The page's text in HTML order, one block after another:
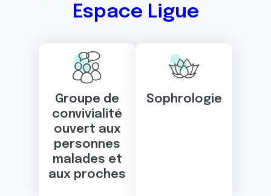
Espace Ligue
Groupe de
convivialité
ouvert aux
personnes
malades et
aux proches
Sophrologie